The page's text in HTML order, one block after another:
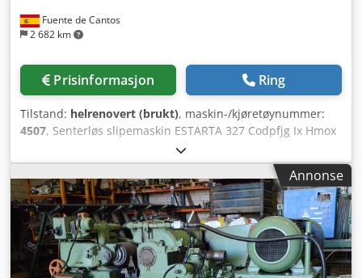
Fuente de Cantos
2 682 km
Prisinformasjon Ring
Tilstand: helrenovert (brukt), maskin-/kjøretøynummer:
4507, Senterløs slipemaskin ESTARTA 327 Codpfjg Ix Hmox
Annonse